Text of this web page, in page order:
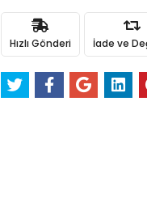
Hızlı Gönderi İade ve